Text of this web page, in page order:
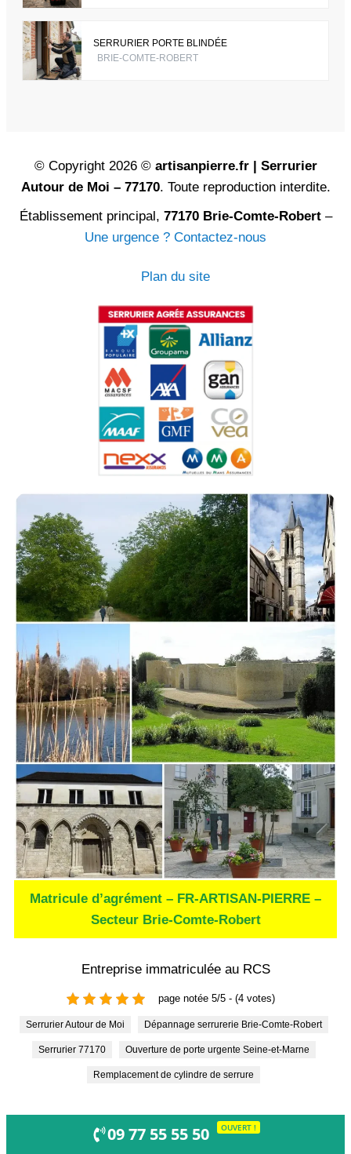
SERRURIER PORTE BLINDÉE
BRIE-COMTE-ROBERT
© Copyright 2026 © artisanpierre.fr | Serrurier
Autour de Moi – 77170. Toute reproduction interdite.
Établissement principal, 77170 Brie-Comte-Robert–
Une urgence ? Contactez-nous
Plan du site
Matricule d’agrément – FR-ARTISAN-PIERRE –
Secteur Brie-Comte-Robert
Entreprise immatriculée au RCS
page notée 5/5 - (4 votes)
Serrurier Autour de Moi Dépannage serrurerie Brie-Comte-Robert
Serrurier 77170 Ouverture de porte urgente Seine-et-Marne
Remplacement de cylindre de serrure
09 77 55 55 50 OUVERT !